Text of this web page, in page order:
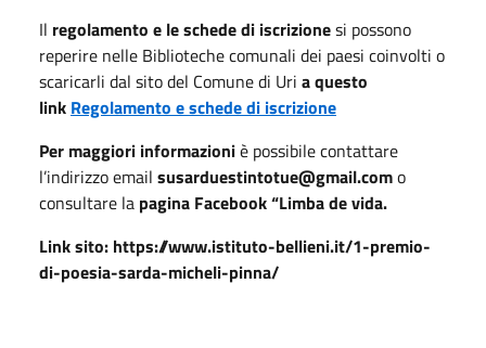
Il regolamento e le schede di iscrizionesi possono
reperire nelle Biblioteche comunali dei paesi coinvolti o
scaricarli dal sito del Comune di Uri a questo
link Regolamento e schede di iscrizione
Per maggiori informazioniè possibile contattare
l’indirizzo email susarduestintotue@gmail.como
consultare la pagina Facebook “Limba de vida.
Link sito: https://www.istituto-bellieni.it/1-premio-
di-poesia-sarda-micheli-pinna/